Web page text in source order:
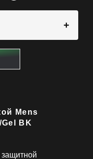
+
Mens
BK